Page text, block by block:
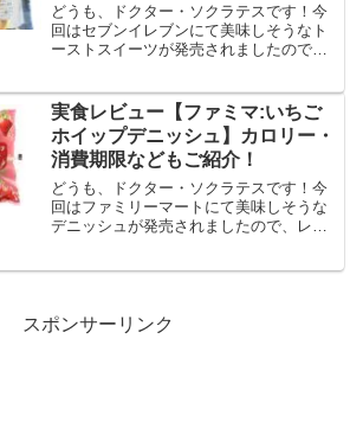
どうも、ドクター・ソクラテスです！今
回はセブンイレブンにて美味しそうなト
ーストスイーツが発売されましたので、
わせ食パンを漬け込み、卵のコクとふん
わり感が楽しめる、冷たく...
実食レビュー【ファミマ:いちご
ホイップデニッシュ】カロリー・
消費期限などもご紹介！
どうも、ドクター・ソクラテスです！今
回はファミリーマートにて美味しそうな
デニッシュが発売されましたので、レビ
スポンサーリンク